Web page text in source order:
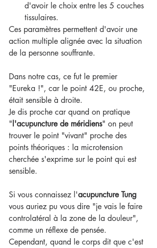
d'avoir le choix entre les 5 couches
tissulaires.
Ces paramètres permettent d'avoir une
action multiple alignée avec la situation
de la personne souffrante.
Dans notre cas, ce fut le premier
"Eureka !", car le point 42E, ou proche,
était sensible à droite.
Je dis proche car quand on pratique
"l'acupuncture de méridiens" on peut
trouver le point "vivant" proche des
points théoriques : la microtension
cherchée s'exprime sur le point qui est
sensible.
Si vous connaissez l'acupuncture Tung
vous auriez pu vous dire "je vais le faire
controlatéral à la zone de la douleur",
comme un réflexe de pensée.
Cependant, quand le corps dit que c'est